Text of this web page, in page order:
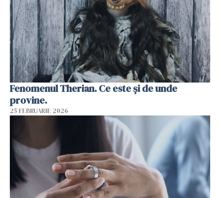
Fenomenul Therian. Ce este și de unde
provine.
25 FEBRUARIE 2026